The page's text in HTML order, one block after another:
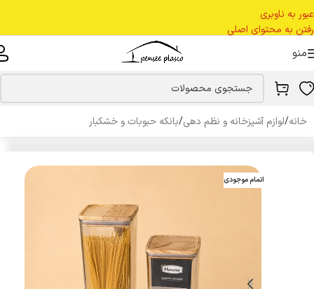
عبور به ناوبری
رفتن به محتوای اصلی
منو
خانه/لوازم آشپزخانه و نظم دهی/بانکه حبوبات و خشکبار
اتمام موجودی